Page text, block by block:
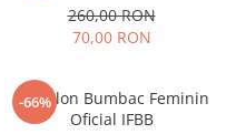
260,00 RON
70,00 RON
-66%
Pantalon Bumbac Feminin
Oficial IFBB